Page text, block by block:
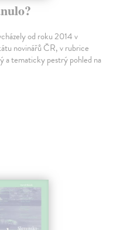
od roku 2014 v
novinářů ČR, v rubrice
a tematicky pestrý pohled na